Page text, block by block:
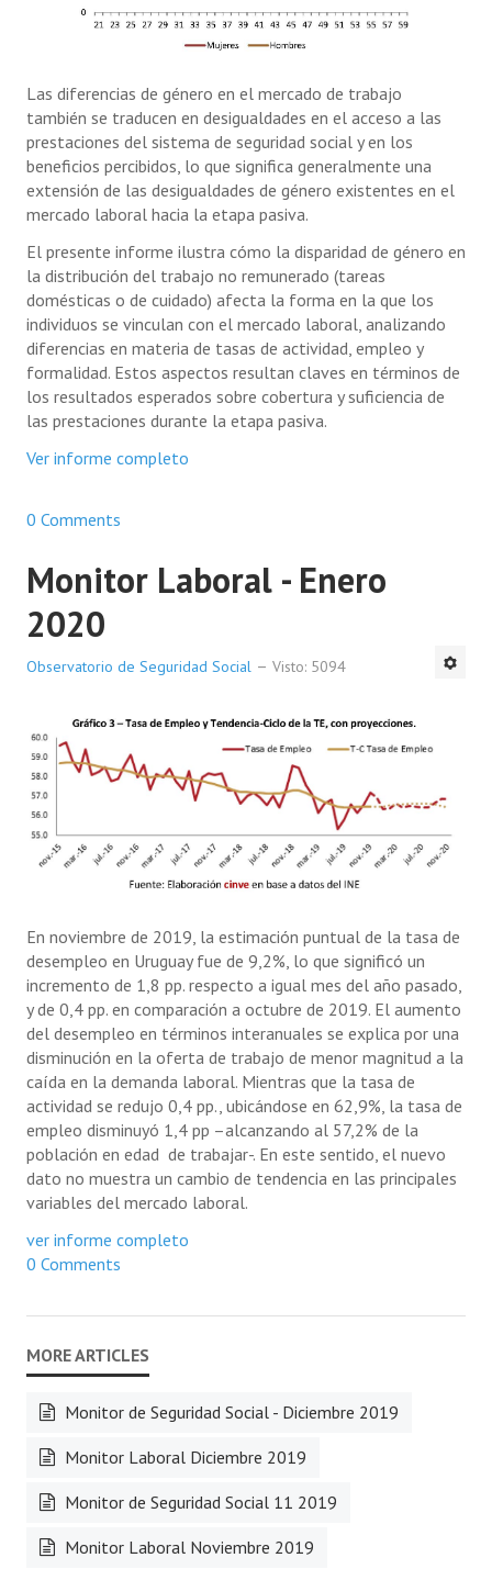
Las diferencias de género en el mercado de trabajo
también se traducen en desigualdades en el acceso a las
prestaciones del sistema de seguridad social y en los
beneficios percibidos, lo que significa generalmente una
extensión de las desigualdades de género existentes en el
mercado laboral hacia la etapa pasiva.
El presente informe ilustra cómo la disparidad de género en
la distribución del trabajo no remunerado (tareas
domésticas o de cuidado) afecta la forma en la que los
individuos se vinculan con el mercado laboral, analizando
diferencias en materia de tasas de actividad, empleo y
formalidad. Estos aspectos resultan claves en términos de
los resultados esperados sobre cobertura y suficiencia de
las prestaciones durante la etapa pasiva.
Ver informe completo
0 Comments
Monitor Laboral - Enero
2020
Observatorio de Seguridad Social Visto: 5094
En noviembre de 2019, la estimación puntual de la tasa de
desempleo en Uruguay fue de 9,2%, lo que significó un
incremento de 1,8 pp. respecto a igual mes del año pasado,
y de 0,4 pp. en comparación a octubre de 2019. El aumento
del desempleo en términos interanuales se explica por una
disminución en la oferta de trabajo de menor magnitud a la
caída en la demanda laboral. Mientras que la tasa de
actividad se redujo 0,4 pp., ubicándose en 62,9%, la tasa de
empleo disminuyó 1,4 pp –alcanzando al 57,2% de la
población en edad de trabajar-. En este sentido, el nuevo
dato no muestra un cambio de tendencia en las principales
variables del mercado laboral.
ver informe completo
0 Comments
Monitor de Seguridad Social - Diciembre 2019
Monitor Laboral Diciembre 2019
Monitor de Seguridad Social 11 2019
Monitor Laboral Noviembre 2019